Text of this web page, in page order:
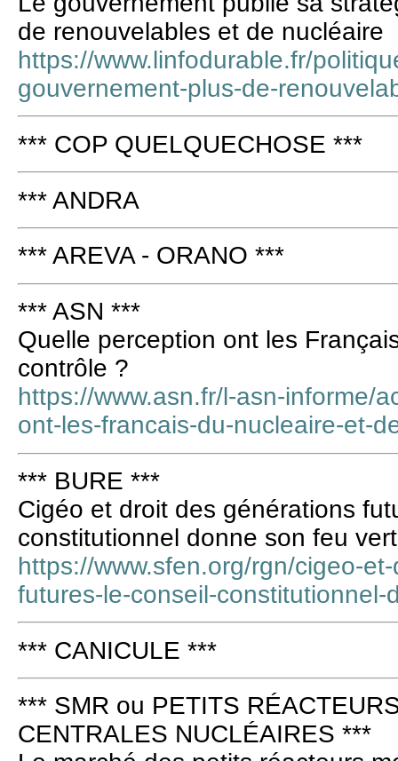
de renouvelables et de nucléaire
https://www.linfodurable.fr/
gouvernement-plus-de-
*** COP QUELQUECHOSE ***
*** ANDRA
*** AREVA - ORANO ***
*** ASN ***
Quelle perception ont les
contrôle ?
https://www.asn.fr/l-asn-informe/
ont-les-francais-du-nucleaire-et-
*** BURE ***
Cigéo et droit des générations
constitutionnel donne son feu vert
https://www.sfen.org/rgn/cigeo-
futures-le-conseil-constitutionnel-
*** CANICULE ***
*** SMR ou PETITS
CENTRALES NUCLÉAIRES ***